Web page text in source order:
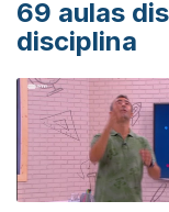
69 aulas
disciplina